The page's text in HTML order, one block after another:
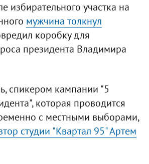
избирательного участка на
мужчина толкнул
коробку для
президента Владимира
спикером кампании "5
которая проводится
с местными выборами,
студии "Квартал 95" Артем